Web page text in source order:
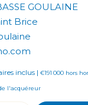
GOULAINE
Brice
inclus | €191 000 hors
l'acquéreur